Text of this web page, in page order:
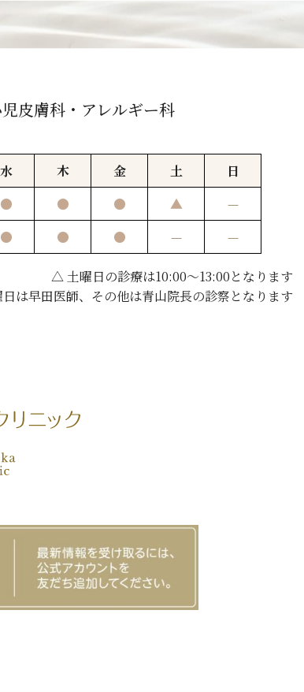
皮膚科・アレルギー科
水 木 金 土
日
● ● ● ▲
—
● ● ● — —
△ 土曜日の診療は10:00〜13:00となります
は早田医師、その他は青山院長の診察となります